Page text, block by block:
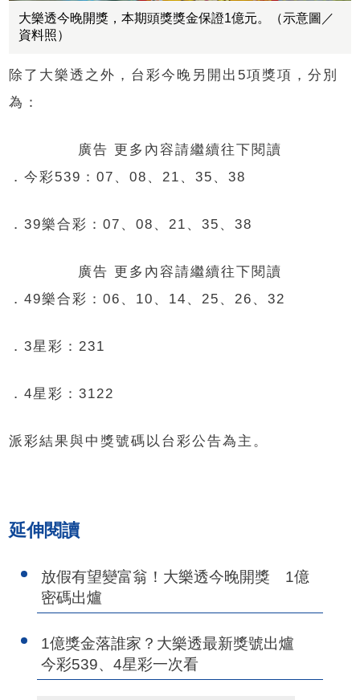
大樂透今晚開獎，本期頭獎獎金保證1億元。（示意圖／
資料照）
除了大樂透之外，台彩今晚另開出5項獎項，分別
為：
廣告 更多內容請繼續往下閱讀
．今彩539：07、08、21、35、38
．39樂合彩：07、08、21、35、38
廣告 更多內容請繼續往下閱讀
．49樂合彩：06、10、14、25、26、32
．3星彩：231
．4星彩：3122
派彩結果與中獎號碼以台彩公告為主。
延伸閱讀
放假有望變富翁！大樂透今晚開獎 1億
密碼出爐
1億獎金落誰家？大樂透最新獎號出爐
今彩539、4星彩一次看